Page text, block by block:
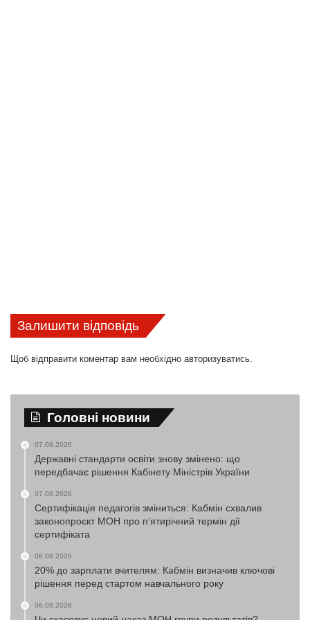
Залишити відповідь
Щоб відправити коментар вам необхідно авторизуватись.
Головні новини
07.08.2026
Державні стандарти освіти знову змінено: що
передбачає рішення Кабінету Міністрів України
07.08.2026
Сертифікація педагогів зміниться: Кабмін схвалив
законопроєкт МОН про п’ятирічний термін дії
сертифіката
06.08.2026
20% до зарплати вчителям: Кабмін визначив ключові
рішення перед стартом навчального року
06.08.2026